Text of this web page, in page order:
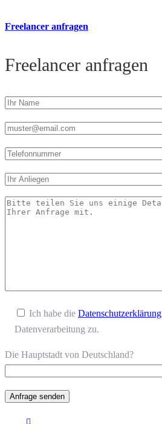
Freelancer anfragen
Freelancer anfragen
Ich habe die Datenschutzerklärung
Datenverarbeitung zu.
Die Hauptstadt von Deutschland?